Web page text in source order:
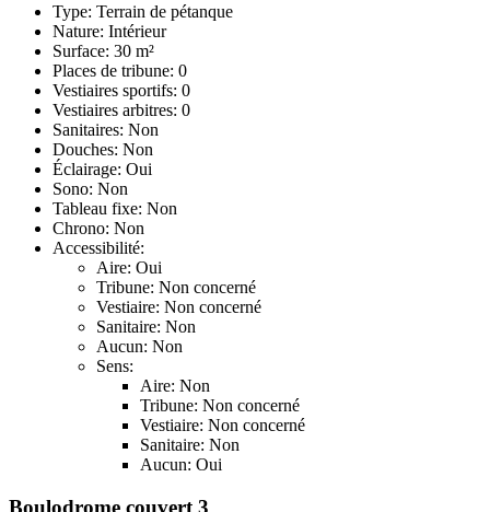
Type: Terrain de pétanque
Nature: Intérieur
Surface: 30 m²
Places de tribune: 0
Vestiaires sportifs: 0
Vestiaires arbitres: 0
Sanitaires: Non
Douches: Non
Éclairage: Oui
Sono: Non
Tableau fixe: Non
Chrono: Non
Accessibilité:
Aire: Oui
Tribune: Non concerné
Vestiaire: Non concerné
Sanitaire: Non
Aucun: Non
Sens:
Aire: Non
Tribune: Non concerné
Vestiaire: Non concerné
Sanitaire: Non
Aucun: Oui
Boulodrome couvert 3